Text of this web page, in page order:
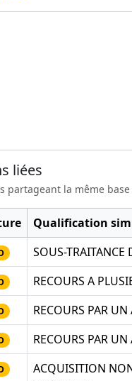
liées
partageant la même base
Qualification
SOUS-TRAITANCE
RECOURS A
RECOURS PAR
RECOURS PAR
ACQUISITION